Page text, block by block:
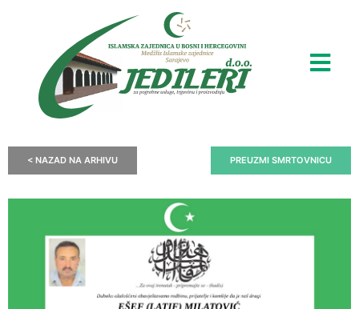
< NAZAD NA ARHIVU PREUZMI SMRTOVNICU